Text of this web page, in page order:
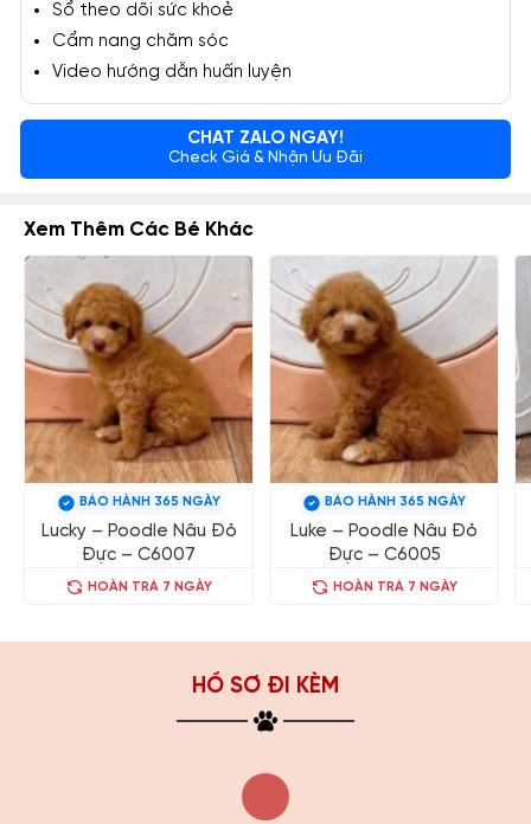
Sổ theo dõi sức khoẻ
Cẩm nang chăm sóc
Video hướng dẫn huấn luyện
CHAT ZALO NGAY!
Check Giá & Nhận Ưu Đãi
Xem Thêm Các Bé Khác
BẢO HÀNH 365 NGÀY
Lucky – Poodle Nâu Đỏ
Đực – C6007
HOÀN TRẢ 7 NGÀY
BẢO HÀNH 365 NGÀY
Luke – Poodle Nâu Đỏ
Đực – C6005
HOÀN TRẢ 7 NGÀY
HỒ SƠ ĐI KÈM